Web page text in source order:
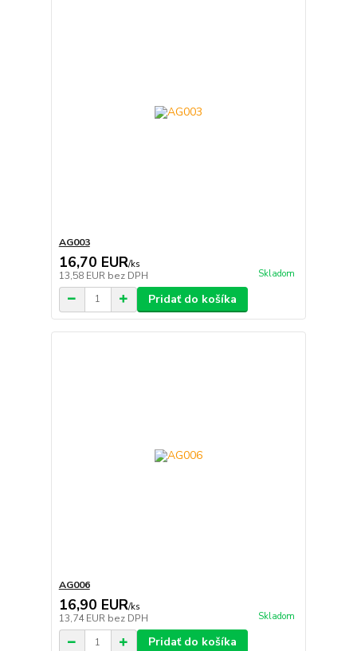
AG003
16,70 EUR/ks
13,58 EUR bez DPH Skladom
Pridať do košíka
AG006
16,90 EUR/ks
13,74 EUR bez DPH Skladom
Pridať do košíka